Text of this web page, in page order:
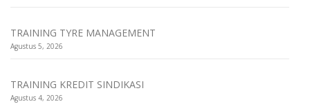
TRAINING TYRE MANAGEMENT
Agustus 5, 2026
TRAINING KREDIT SINDIKASI
Agustus 4, 2026